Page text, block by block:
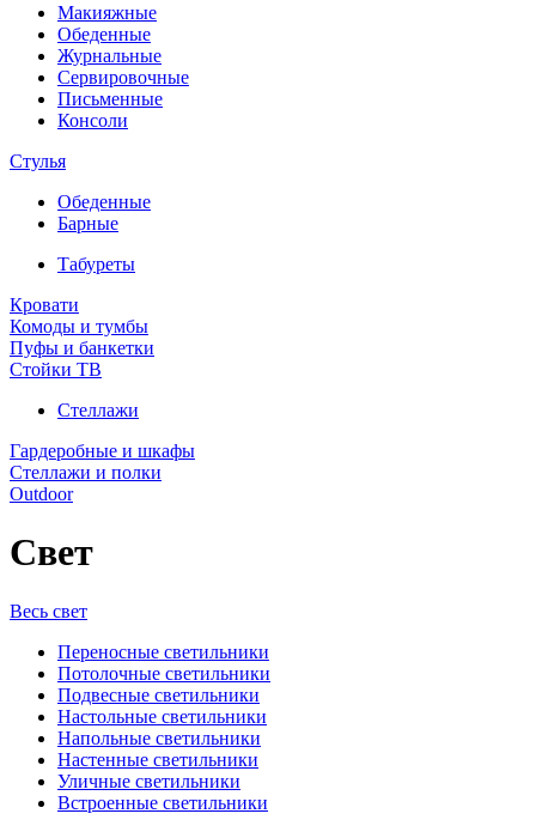
Макияжные
Обеденные
Журнальные
Сервировочные
Письменные
Консоли
Стулья
Обеденные
Барные
Табуреты
Кровати
Комоды и тумбы
Пуфы и банкетки
Стойки ТВ
Стеллажи
Гардеробные и шкафы
Стеллажи и полки
Outdoor
Свет
Весь свет
Переносные светильники
Потолочные светильники
Подвесные светильники
Настольные светильники
Напольные светильники
Настенные светильники
Уличные светильники
Встроенные светильники